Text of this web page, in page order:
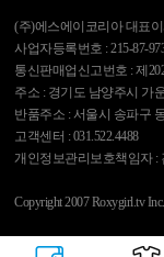
(주)에스에이코리아 대표
사업자등록번호 : 215-87-
통신판매업신고번호 : 제
주소 : 경기도 남양주시 가
반품주소 : 서울시 송파구
고객센터 : 031.522.4488
개인정보관리보호책임자 :
Copyright 2007 Roxygirl.tv